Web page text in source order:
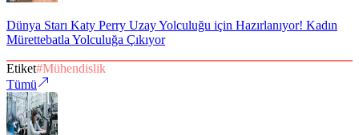
Dünya Starı Katy Perry Uzay Yolculuğu için Hazırlanıyor! Kadın
Mürettebatla Yolculuğa Çıkıyor
Etiket#Mühendislik
Tümü